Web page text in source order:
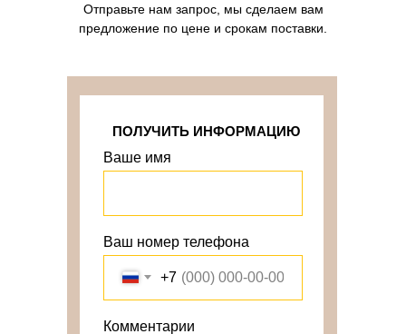
Отправьте нам запрос, мы сделаем вам
предложение по цене и срокам поставки.
Ваше имя
Ваш номер телефона
+7
Комментарии
ПОЛУЧИТЬ ИНФОРМАЦИЮ